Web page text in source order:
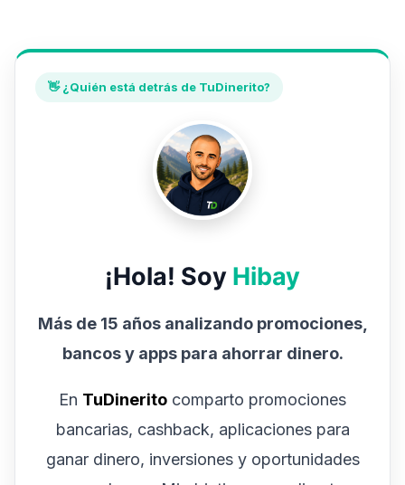
👋 ¿Quién está detrás de TuDinerito?
¡Hola! Soy Hibay
Más de 15 años analizando promociones,
bancos y apps para ahorrar dinero.
En TuDinerito comparto promociones
bancarias, cashback, aplicaciones para
ganar dinero, inversiones y oportunidades